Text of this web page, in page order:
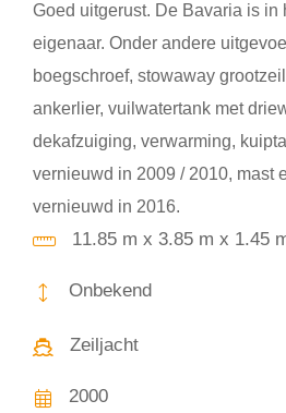
Goed uitgerust. De Bavaria is in
eigenaar. Onder andere
boegschroef, stowaway
ankerlier, vuilwatertank met
dekafzuiging, verwarming,
vernieuwd in 2009 / 2010, mast
vernieuwd in 2016.
11.85 m x 3.85 m x 1.45
Onbekend
Zeiljacht
2000